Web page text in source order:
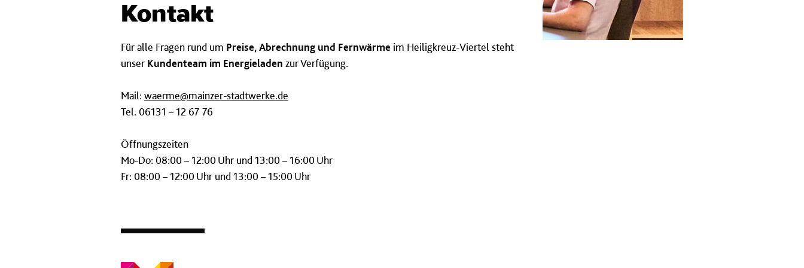
Kontakt
Für alle Fragen rund um Preise, Abrechnung und Fernwärme im Heiligkreuz-Viertel steht
unser Kundenteam im Energieladen zur Verfügung.
Mail: waerme@mainzer-stadtwerke.de
Tel. 06131 – 12 67 76
Öffnungszeiten
Mo-Do: 08:00 – 12:00 Uhr und 13:00 – 16:00 Uhr
Fr: 08:00 – 12:00 Uhr und 13:00 – 15:00 Uhr